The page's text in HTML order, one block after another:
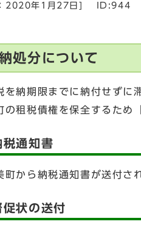
2020年1月27日 ID:944
処分について
納期限までに納付せずに
の租税債権を保全するため
通知書
から納税通知書が送付さ
状の送付